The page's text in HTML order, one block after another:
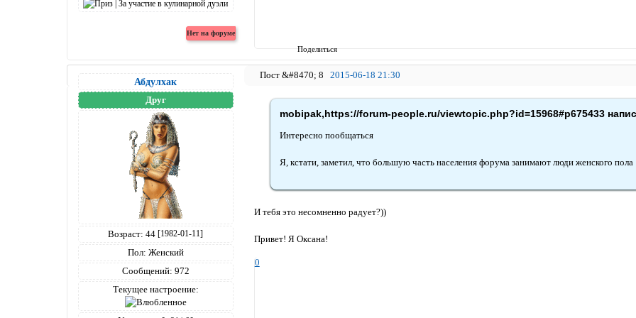
Поделиться
8 2015-06-18 21:30
Абдулхак
Друг
Возраст: 44 [1982-01-11]
Пол: Женский
Сообщений: 972
Текущее настроение:
mobipak,https://forum-people.ru/viewtopic.php?id=15968#p675433
Интересно пообщаться
Я, кстати, заметил, что большую часть населения форума занимают люди женского пола
И тебя это несомненно радует?))
Привет! Я Оксана!
0